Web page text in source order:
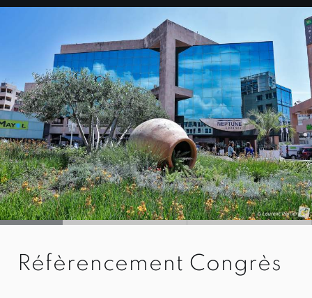
Réfèrencement Congrès